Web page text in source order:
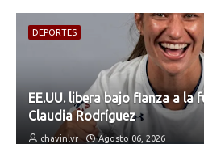
DEPORTES
EE.UU. libera bajo fianza a la
Claudia Rodríguez
chavinlvr Agosto 06, 2026